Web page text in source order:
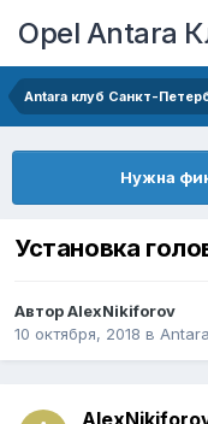
Opel Antara
Antara клуб Санкт-
Нужна
Установка
АвторAlexNikiforov
10 октября, 2018 в